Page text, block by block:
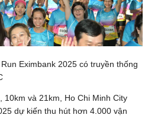
Eximbank 2025 có truyền thống
10km và 21km, Ho Chi Minh City
dự kiến thu hút hơn 4.000 vận